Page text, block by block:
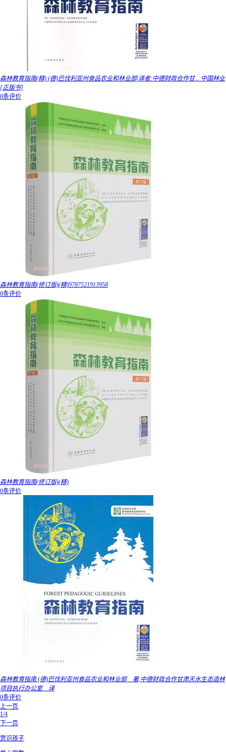
森林教育指南(精) (德)巴伐利亚州食品农业和林业部|译者:中德财政合作甘... 中国林业
[正版书]
0条评价
森林教育指南(修订版)(精)9787521913958
0条评价
森林教育指南(修订版)(精)
0条评价
森林教育指南 (德)巴伐利亚州食品农业和林业部 著,中德财政合作甘肃天水生态造林
项目执行办公室 译
0条评价
上一页
1/4
下一页
赏识孩子